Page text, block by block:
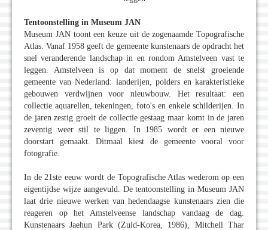
Tentoonstelling in Museum JAN
Museum JAN toont een keuze uit de zogenaamde Topografische
Atlas. Vanaf 1958 geeft de gemeente kunstenaars de opdracht het
snel veranderende landschap in en rondom Amstelveen vast te
leggen. Amstelveen is op dat moment de snelst groeiende
gemeente van Nederland: landerijen, polders en karakteristieke
gebouwen verdwijnen voor nieuwbouw. Het resultaat: een
collectie aquarellen, tekeningen, foto's en enkele schilderijen. In
de jaren zestig groeit de collectie gestaag maar komt in de jaren
zeventig weer stil te liggen. In 1985 wordt er een nieuwe
doorstart gemaakt. Ditmaal kiest de gemeente vooral voor
fotografie.
In de 21ste eeuw wordt de Topografische Atlas wederom op een
eigentijdse wijze aangevuld. De tentoonstelling in Museum JAN
laat drie nieuwe werken van hedendaagse kunstenaars zien die
reageren op het Amstelveense landschap vandaag de dag.
Kunstenaars Jaehun Park (Zuid-Korea, 1986), Mitchell Thar